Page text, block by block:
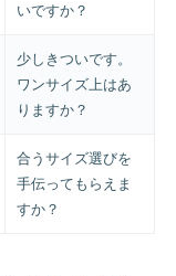
いですか？
少しきついです。
ワンサイズ上はあ
りますか？
合うサイズ選びを
手伝ってもらえま
すか？